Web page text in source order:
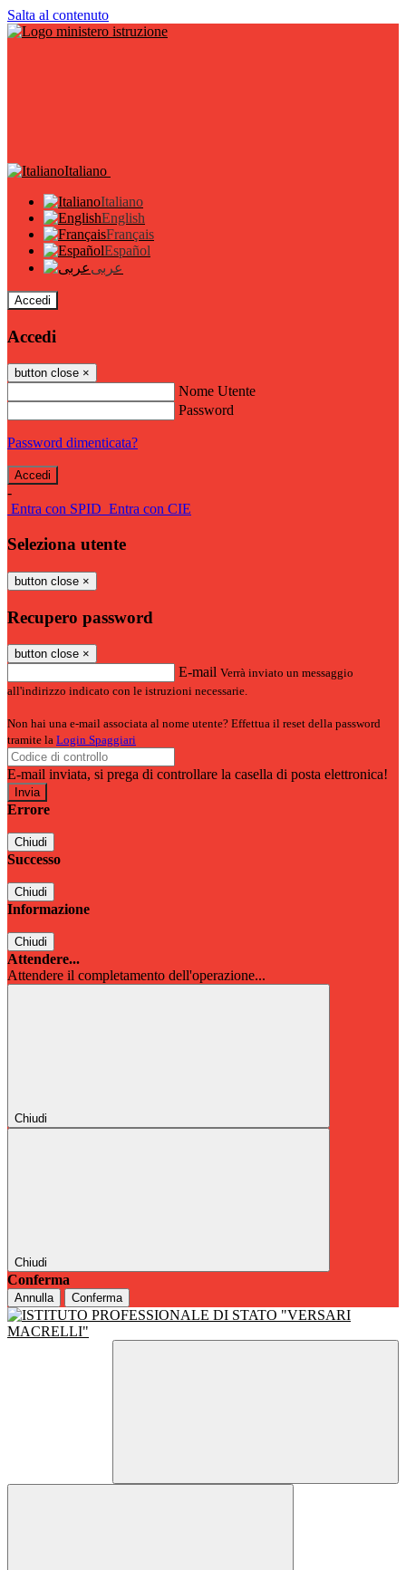
Salta al contenuto
Italiano
Italiano
English
Français
Español
عربى
Accedi
Accedi
button close ×
Nome Utente
Password
Password dimenticata?
-
Entra con SPID Entra con CIE
Seleziona utente
button close ×
Recupero password
button close ×
E-mail Verrà inviato un messaggio
all'indirizzo indicato con le istruzioni necessarie.
Non hai una e-mail associata al nome utente? Effettua il reset della password
tramite la Login Spaggiari
E-mail inviata, si prega di controllare la casella di posta elettronica!
Errore
Chiudi
Successo
Chiudi
Informazione
Chiudi
Attendere...
Attendere il completamento dell'operazione...
Chiudi
Chiudi
Conferma
Annulla Conferma